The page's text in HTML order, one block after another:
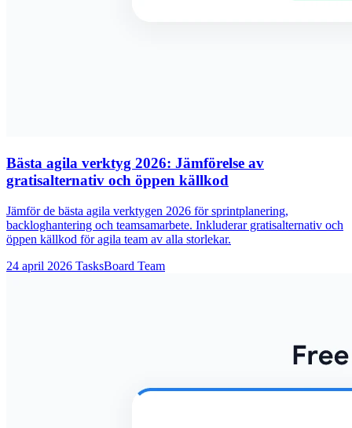
Bästa agila verktyg 2026: Jämförelse av
gratisalternativ och öppen källkod
Jämför de bästa agila verktygen 2026 för sprintplanering,
backloghantering och teamsamarbete. Inkluderar gratisalternativ och
öppen källkod för agila team av alla storlekar.
24 april 2026 TasksBoard Team